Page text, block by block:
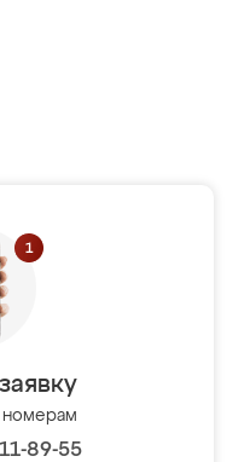
номерам
89-55